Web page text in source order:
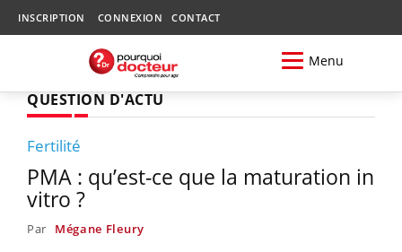
INSCRIPTION CONNEXION CONTACT
Menu
QUESTION D'ACTU
Fertilité
PMA : qu’est-ce que la maturation in
vitro ?
Par Mégane Fleury